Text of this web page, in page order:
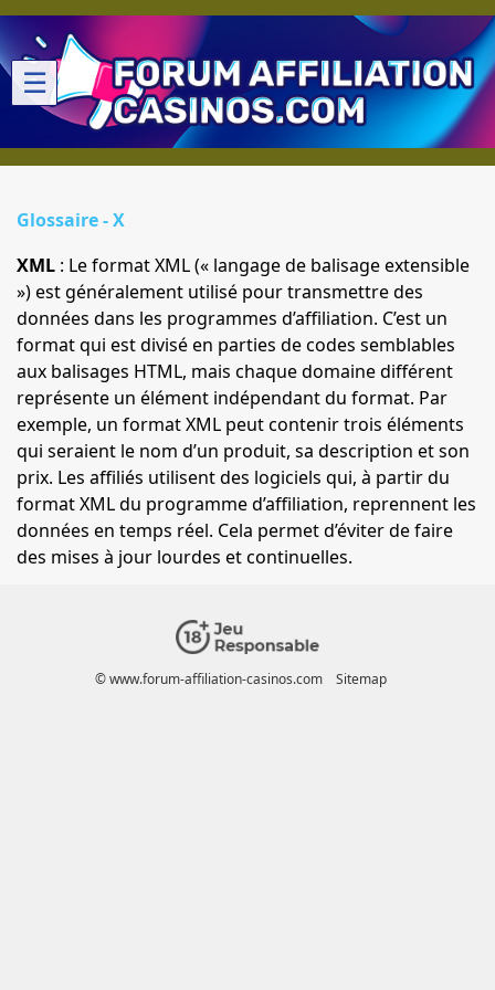
☰
Glossaire - X
XML : Le formatXML(« langage de balisage extensible
») est généralement utilisé pour transmettre des
données dans les programmes d’affiliation. C’est un
format qui est divisé en parties de codes semblables
aux balisages HTML, mais chaque domaine différent
représente un élément indépendant du format. Par
exemple, un formatXML peut contenir trois éléments
qui seraient le nom d’un produit, sa description et son
prix. Les affiliés utilisent des logiciels qui, à partir du
formatXMLdu programme d’affiliation, reprennent les
données en temps réel. Cela permet d’éviter de faire
des mises à jour lourdes et continuelles.
© www.forum-affiliation-casinos.com Sitemap